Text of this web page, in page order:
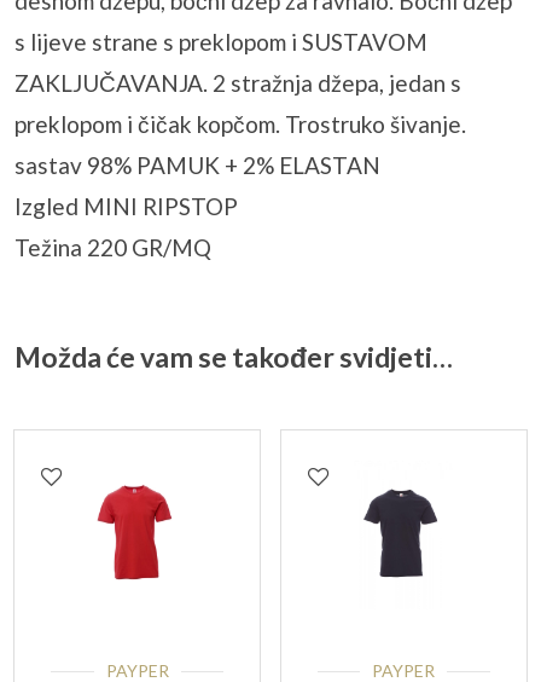
s lijeve strane s preklopom i SUSTAVOM
ZAKLJUČAVANJA. 2 stražnja džepa, jedan s
preklopom i čičak kopčom. Trostruko šivanje.
sastav 98% PAMUK + 2% ELASTAN
Izgled MINI RIPSTOP
Težina 220 GR/MQ
Možda će vam se također svidjeti…
PAYPER PAYPER